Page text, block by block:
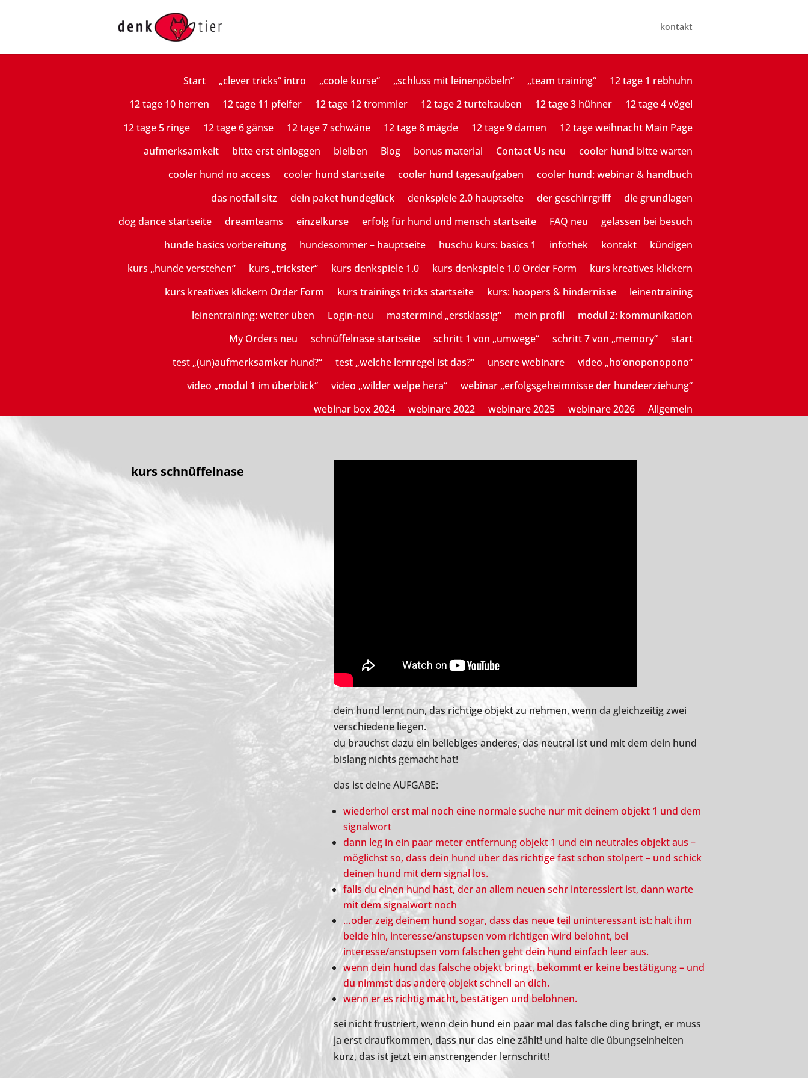
kontakt
Start „clever tricks“ intro „coole kurse“ „schluss mit leinenpöbeln“ „team training“
12 tage 1 rebhuhn
12 tage 10 herren
12 tage 11 pfeifer 12 tage 12 trommler 12 tage 2 turteltauben 12 tage 3 hühner
12 tage 4 vögel
12 tage 5 ringe
12 tage 6 gänse 12 tage 7 schwäne 12 tage 8 mägde 12 tage 9 damen
12 tage weihnacht Main Page
aufmerksamkeit
bitte erst einloggen bleiben Blog bonus material Contact Us neu
cooler hund bitte warten
cooler hund no access
cooler hund startseite cooler hund tagesaufgaben
cooler hund: webinar & handbuch
das notfall sitz
dein paket hundeglück denkspiele 2.0 hauptseite der geschirrgriff
die grundlagen
dog dance startseite
dreamteams einzelkurse erfolg für hund und mensch startseite FAQ neu
gelassen bei besuch
hunde basics vorbereitung
hundesommer – hauptseite huschu kurs: basics 1 infothek kontakt
kündigen
kurs „hunde verstehen“
kurs „trickster“ kurs denkspiele 1.0 kurs denkspiele 1.0 Order Form
kurs kreatives klickern
kurs kreatives klickern Order Form
kurs trainings tricks startseite kurs: hoopers & hindernisse
leinentraining
leinentraining: weiter üben
Login-neu mastermind „erstklassig“ mein profil
modul 2: kommunikation
My Orders neu
schnüffelnase startseite schritt 1 von „umwege“ schritt 7 von „memory“
start
test „(un)aufmerksamker hund?“
test „welche lernregel ist das?“ unsere webinare
video „ho’onoponopono“
video „modul 1 im überblick“
video „wilder welpe hera“
webinar „erfolgsgeheimnisse der hundeerziehung“
webinar box 2024
webinare 2022 webinare 2025 webinare 2026 Allgemein
kurs schnüffelnase
dein hund lernt nun, das richtige objekt zu nehmen, wenn da gleichzeitig zwei
verschiedene liegen.
du brauchst dazu ein beliebiges anderes, das neutral ist und mit dem dein hund
bislang nichts gemacht hat!
das ist deine AUFGABE:
wiederhol erst mal noch eine normale suche nur mit deinem objekt 1 und dem
signalwort
dann leg in ein paar meter entfernung objekt 1 und ein neutrales objekt aus –
möglichst so, dass dein hund über das richtige fast schon stolpert – und schick
deinen hund mit dem signal los.
falls du einen hund hast, der an allem neuen sehr interessiert ist, dann warte
mit dem signalwort noch
…oder zeig deinem hund sogar, dass das neue teil uninteressant ist: halt ihm
beide hin, interesse/anstupsen vom richtigen wird belohnt, bei
interesse/anstupsen vom falschen geht dein hund einfach leer aus.
wenn dein hund das falsche objekt bringt, bekommt er keine bestätigung – und
du nimmst das andere objekt schnell an dich.
wenn er es richtig macht, bestätigen und belohnen.
sei nicht frustriert, wenn dein hund ein paar mal das falsche ding bringt, er muss
ja erst draufkommen, dass nur das eine zählt! und halte die übungseinheiten
kurz, das ist jetzt ein anstrengender lernschritt!